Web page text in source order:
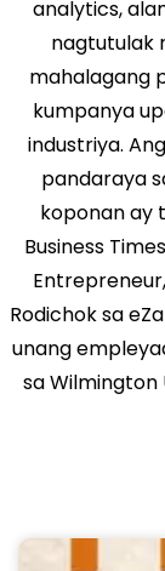
analytics,
nagtutulak
mahalagang
kumpanya
industriya.
pandaraya
koponan ay
Business
Rodichok sa
unang
sa Wilmington